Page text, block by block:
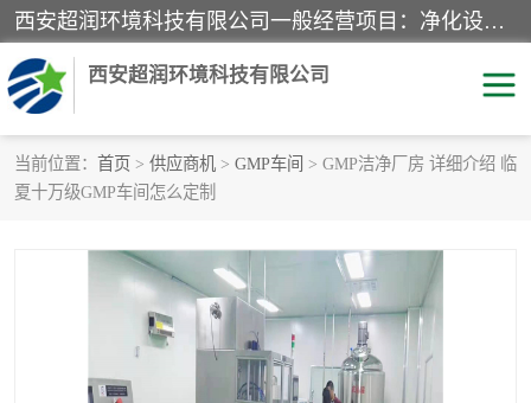
西安超润环境科技有限公司一般经营项目：净化设备、厨房设备、五金机电设备、不锈钢制品、彩钢夹心板、水处理设备的研发、销售；空气净化设备、办公设备、通风设备、建筑材料、金属材料的销售；净化工程、钢结构工程、机电设备工程的设计与施工及技术咨询服务；货物及技术的进出口的业务经营。
西安超润环境科技有限公司
当前位置： 首页 > 供应商机 > GMP车间 > GMP洁净厂房 详细介绍 临
夏十万级GMP车间怎么定制
洁净手术室
粉尘废气净化 洁净室工程
净化车间工程 GMP车间